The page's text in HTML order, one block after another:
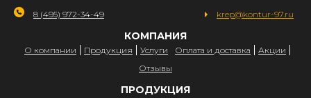
8 (495) 972-34-49 krep@kontur-97.ru
КОМПАНИЯ
О компании Продукция Услуги Оплата и доставка
Акции
Отзывы
ПРОДУКЦИЯ